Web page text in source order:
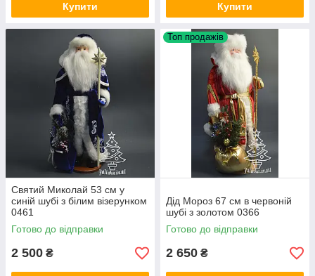
Купити Купити
Святий Миколай 53 см у
синій шубі з білим візерунком
0461
Готово до відправки
2 500 ₴
Топ продажів
Дід Мороз 67 см в червоній
шубі з золотом 0366
Готово до відправки
2 650 ₴